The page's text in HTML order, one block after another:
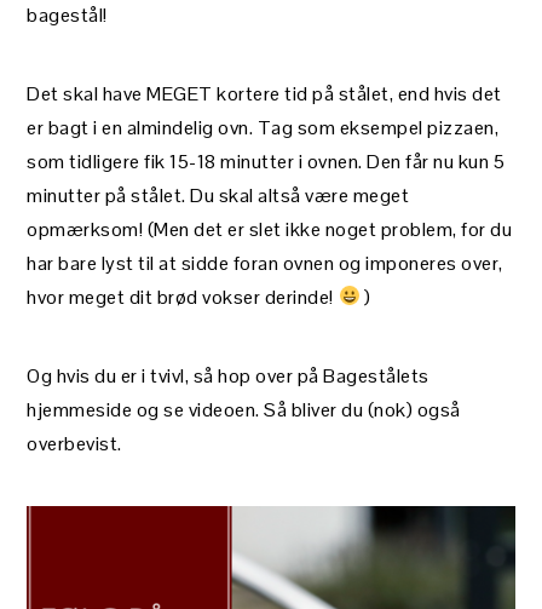
bagestål!
Det skal have MEGET kortere tid på stålet, end hvis det
er bagt i en almindelig ovn. Tag som eksempel pizzaen,
som tidligere fik 15-18 minutter i ovnen. Den får nu kun 5
minutter på stålet. Du skal altså være meget
opmærksom! (Men det er slet ikke noget problem, for du
har bare lyst til at sidde foran ovnen og imponeres over,
hvor meget dit brød vokser derinde!
)
Og hvis du er i tvivl, så hop over på Bagestålets
hjemmeside og se videoen. Så bliver du (nok) også
overbevist.